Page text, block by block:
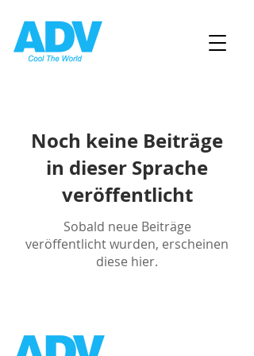
Noch keine Beiträge
in dieser Sprache
veröffentlicht
Sobald neue Beiträge
veröffentlicht wurden, erscheinen
diese hier.